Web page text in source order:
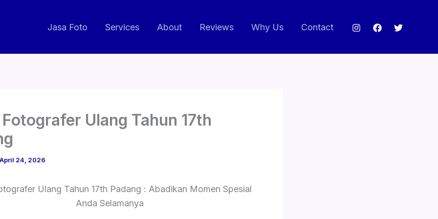
Jasa Foto Services About Reviews Why Us Contact
Ulang Tahun 17th
April 24, 2026
Ulang Tahun 17th Padang : Abadikan Momen Spesial
Anda Selamanya